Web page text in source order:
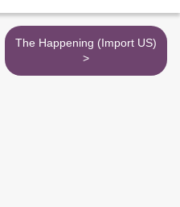
The Happening (Import US)
>